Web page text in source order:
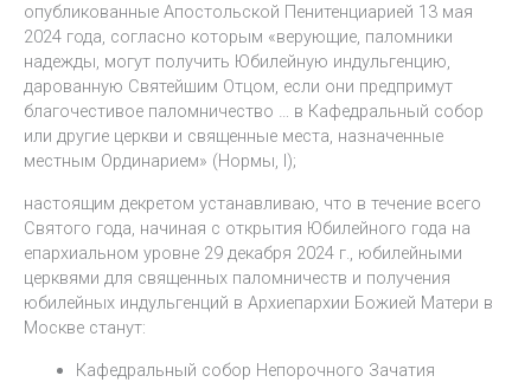
опубликованные Апостольской Пенитенциарией 13 мая
2024 года, согласно которым «верующие, паломники
надежды, могут получить Юбилейную индульгенцию,
дарованную Святейшим Отцом, если они предпримут
благочестивое паломничество … в Кафедральный собор
или другие церкви и священные места, назначенные
местным Ординарием» (Нормы, I);
настоящим декретом устанавливаю, что в течение всего
Святого года, начиная с открытия Юбилейного года на
епархиальном уровне 29 декабря 2024 г., юбилейными
церквями для священных паломничеств и получения
юбилейных индульгенций в Архиепархии Божией Матери в
Москве станут:
Кафедральный собор Непорочного Зачатия